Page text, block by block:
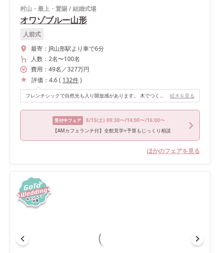
村山・最上・置賜/結婚式場
オワゾブルー山形
人前式
最寄： JR山形駅より車で6分
人数： 2名〜100名
費用： 49名 ／327万円
評価： 4.6( 132件)
フレンチシックで自然光も入り開放感があります。 木でつくられた流しテーブルがナチュラルウェディングにぴったりでした。ガーデンやエントランスを活かして自由な演出もできます。 続きを見る
受付中フェア 8/15(土) 09:30〜/14:00〜/16:00〜
【AMカフェランチ付】全館見学×予算もじっくり相談
ほかのフェアを見る